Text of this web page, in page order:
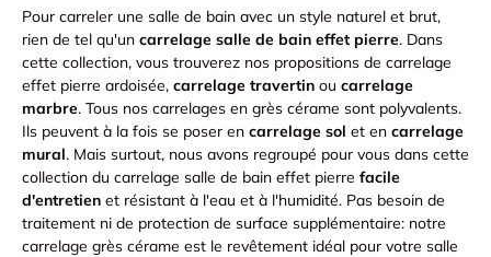
Pour carreler une salle de bain avec un style naturel et brut,
rien de tel qu'un carrelage salle de bain effet pierre. Dans
cette collection, vous trouverez nos propositions de carrelage
effet pierre ardoisée, carrelage travertin ou carrelage
marbre. Tous nos carrelages en grès cérame sont polyvalents.
Ils peuvent à la fois se poser en carrelage sol et en carrelage
mural. Mais surtout, nous avons regroupé pour vous dans cette
collection du carrelage salle de bain effet pierre facile
d'entretien et résistant à l'eau et à l'humidité. Pas besoin de
traitement ni de protection de surface supplémentaire: notre
carrelage grès cérame est le revêtement idéal pour votre salle